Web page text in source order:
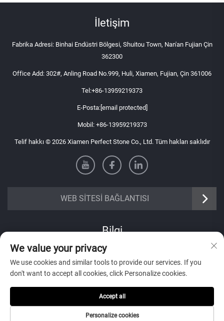
İletişim
Fabrika Adresi: Binhai Endüstri Bölgesi, Shuitou Town, Nan'an Fujian Çin
362300
Office Add: 302#, Anling Road No.999, Huli, Xiamen, Fujian, Çin 361006
Tel:+86-13959219373
E-Posta:[email protected]
Mobil: +86-13959219373
Telif hakkı © 2026 Xiamen Perfect Stone Co., Ltd. Tüm hakları saklıdır
WEB SİTESİ BAĞLANTISI
Bilgi
Haftalık bültenimizi almak için kaydolun
Gönder
We value your privacy
We use cookies and similar tools to provide our services. If you
don't want to accept all cookies, click Personalize cookies.
Personalize cookies
Accept all